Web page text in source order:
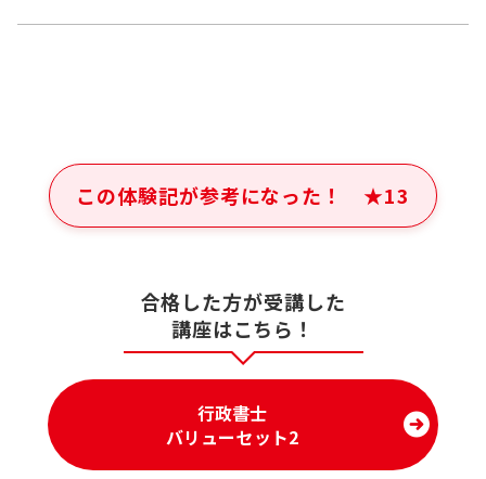
この体験記が参考になった！ ★13
合格した方が受講した
講座はこちら！
行政書士
バリューセット2